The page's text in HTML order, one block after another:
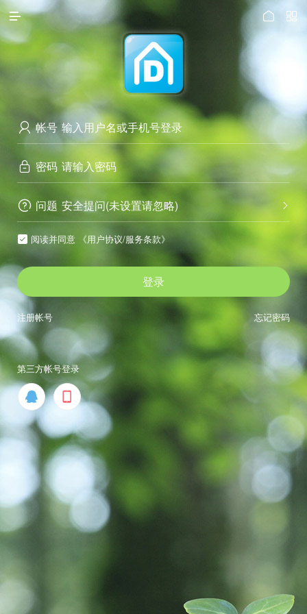

访问电脑版
 

 帐号
 密码
 问题 
安全提问(未设置请忽略)
 阅读并同意 《用户协议/服务条款》
登录
忘记密码
注册帐号
第三方帐号登录
 